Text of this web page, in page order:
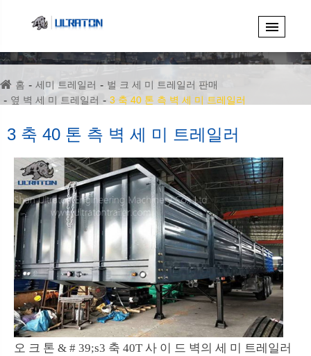
홈 세미 트레일러
벌 크 세 미 트레일러 판매
옆 벽 세 미 트레일러
3 축 40 톤 측 벽 세 미 트레일러
3 축 40 톤 측 벽 세 미 트레일러
오 크 톤 & # 39;s3 축 40T 사 이 드 벽의 세 미 트레일러